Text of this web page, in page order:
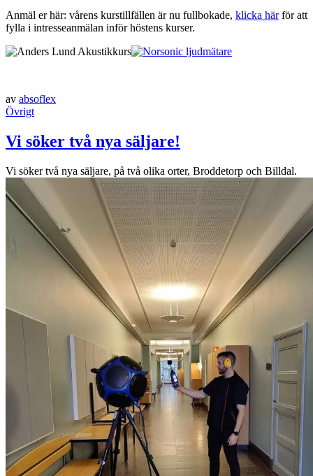
Anmäl er här: vårens kurstillfällen är nu fullbokade, klicka härför att
fylla i intresseanmälan inför höstens kurser.
av absoflex
Övrigt
Vi söker två nya säljare!
Vi söker två nya säljare, på två olika orter, Broddetorp och Billdal.